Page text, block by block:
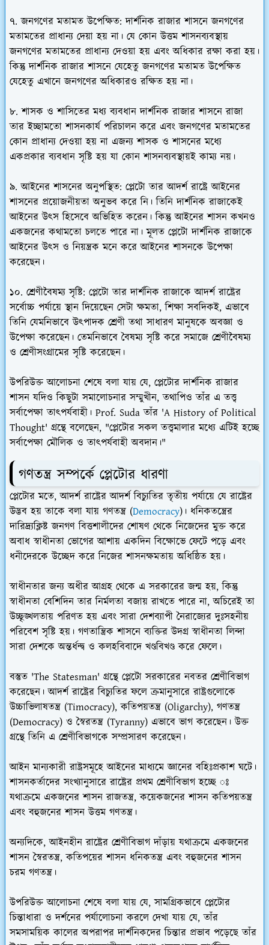
৭. জনগণের মতামত উপেক্ষিত: দার্শনিক রাজার শাসনে জনগণের
মতামতের প্রাধান্য দেয়া হয় না। যে কোন উত্তম শাসনব্যবস্থায়
জনগণের মতামতের প্রাধান্য দেওয়া হয় এবং অধিকার রক্ষা করা হয়।
কিন্তু দার্শনিক রাজার শাসনে যেহেতু জনগণের মতামত উপেক্ষিত
যেহেতু এখানে জনগণের অধিকারও রক্ষিত হয় না।
৮. শাসক ও শাসিতের মধ্য ব্যবধান দার্শনিক রাজার শাসনে রাজা
তার ইচ্ছামতো শাসনকার্য পরিচালন করে এবং জনগণের মতামতের
কোন প্রাধান্য দেওয়া হয় না এজন্য শাসক ও শাসনের মধ্যে
একপ্রকার ব্যবধান সৃষ্টি হয় যা কোন শাসনব্যবস্থায়ই কাম্য নয়।
৯. আইনের শাসনের অনুপস্থিত: প্লেটো তার আদর্শ রাষ্ট্রে আইনের
শাসনের প্রয়োজনীয়তা অনুভব করে নি। তিনি দার্শনিক রাজাকেই
আইনের উৎস হিসেবে অভিহিত করেন। কিন্তু আইনের শাসন কখনও
একজনের কথামতো চলতে পারে না। মূলত প্লেটো দার্শনিক রাজাকে
আইনের উৎস ও নিয়ন্ত্রক মনে করে আইনের শাসনকে উপেক্ষা
করেছেন।
১০. শ্রেণীবৈষম্য সৃষ্টি: প্লেটো তার দার্শনিক রাজাকে আদর্শ রাষ্ট্রের
সর্বোচ্চ পর্যায়ে স্থান দিয়েছেন সেটা ক্ষমতা, শিক্ষা সবদিকই, এভাবে
তিনি যেমনিভাবে উৎপাদক শ্রেণী তথা সাধারণ মানুষকে অবজ্ঞা ও
উপেক্ষা করেছেন। তেমনিভাবে বৈষম্য সৃষ্টি করে সমাজে শ্রেণীবৈষম্য
ও শ্রেণীসংগ্রামের সৃষ্টি করেছেন।
উপরিউক্ত আলোচনা শেষে বলা যায় যে, প্লেটোর দার্শনিক রাজার
শাসন যদিও কিছুটা সমালোচনার সম্মুখীন, তথাপিও তাঁর এ তত্ত্ব
সর্বাপেক্ষা তাৎপর্যবাহী। Prof. Suda তাঁর 'A History of Political
Thought' গ্রন্থে বলেছেন, "প্লেটোর সকল তত্ত্বমালার মধ্যে এটিই হচ্ছে
সর্বাপেক্ষা মৌলিক ও তাৎপর্যবাহী অবদান।"
গণতন্ত্র সম্পর্কে প্লেটোর ধারণা
প্লেটোর মতে, আদর্শ রাষ্ট্রের আদর্শ বিচ্যুতির তৃতীয় পর্যায়ে যে রাষ্ট্রের
উদ্ভব হয় তাকে বলা যায় গণতন্ত্র (Democracy)। ধনিকতন্ত্রের
দারিদ্র্যক্লিষ্ট জনগণ বিত্তশালীদের শোষণ থেকে নিজেদের মুক্ত করে
অবাধ স্বাধীনতা ভোগের আশায় একদিন বিক্ষোভে ফেটে পড়ে এবং
ধনীদেরকে উচ্ছেদ করে নিজের শাসনক্ষমতায় অধিষ্ঠিত হয়।
স্বাধীনতার জন্য অধীর আগ্রহ থেকে এ সরকারের জন্ম হয়, কিন্তু
স্বাধীনতা বেশিদিন তার নির্মলতা বজায় রাখতে পারে না, অচিরেই তা
উচ্ছৃঙ্খলতায় পরিণত হয় এবং সারা দেশব্যাপী নৈরাজ্যের দুঃসহনীয়
পরিবেশ সৃষ্টি হয়। গণতান্ত্রিক শাসনে ব্যক্তির উদগ্র স্বাধীনতা লিন্দা
সারা দেশকে অন্তর্ধন্দ্ব ও কলহবিবাদে খণ্ডবিখণ্ড করে ফেলে।
বস্তুত 'The Statesman' গ্রন্থে প্লেটো সরকারের নবতর শ্রেণীবিভাগ
করেছেন। আদর্শ রাষ্ট্রের বিচ্যুতির ফলে ক্রমানুসারে রাষ্ট্রগুলোকে
উচ্চাভিলাষতন্ত্র (Timocracy), কতিপয়তন্ত্র (Oligarchy), গণতন্ত্র
(Democracy) ও স্বৈরতন্ত্র (Tyranny) এভাবে ভাগ করেছেন। উক্ত
গ্রন্থে তিনি এ শ্রেণীবিভাগকে সম্প্রসারণ করেছেন।
আইন মান্যকারী রাষ্ট্রসমূহে আইনের মাধ্যমে জ্ঞানের বহিঃপ্রকাশ ঘটে।
শাসনকর্তাদের সংখ্যানুসারে রাষ্ট্রের প্রথম শ্রেণীবিভাগ হচ্ছে ঃ
যথাক্রমে একজনের শাসন রাজতন্ত্র, কয়েকজনের শাসন কতিপয়তন্ত্র
এবং বহুজনের শাসন উত্তম গণতন্ত্র।
অন্যদিকে, আইনহীন রাষ্ট্রের শ্রেণীবিভাগ দাঁড়ায় যথাক্রমে একজনের
শাসন স্বৈরতন্ত্র, কতিপয়ের শাসন ধনিকতন্ত্র এবং বহুজনের শাসন
চরম গণতন্ত্র।
উপরিউক্ত আলোচনা শেষে বলা যায় যে, সামগ্রিকভাবে প্লেটোর
চিন্তাধারা ও দর্শনের পর্যালোচনা করলে দেখা যায় যে, তাঁর
সমসাময়িক কালের অপরাপর দার্শনিকদের চিন্তার প্রভাব পড়েছে তাঁর